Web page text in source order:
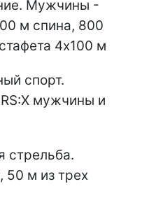
Мужчины -
м спина, 800
4х100 м
спорт.
мужчины и
стрельба.
50 м из трех